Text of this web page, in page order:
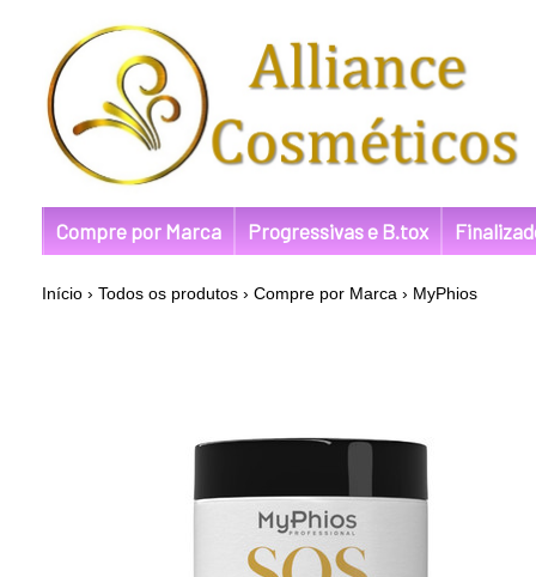
Compre por Marca Progressivas e B.tox
Início › Todos os produtos › Compre por Marca › MyPhios